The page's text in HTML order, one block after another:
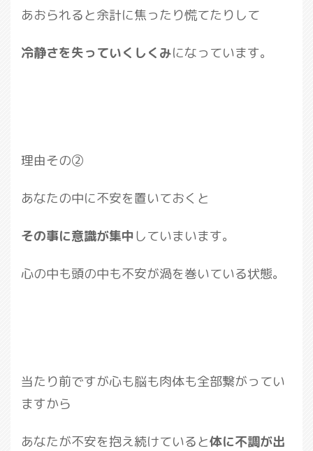
あおられると余計に焦ったり慌てたりして
冷静さを失っていくしくみになっています。
理由その②
あなたの中に不安を置いておくと
その事に意識が集中していまいます。
心の中も頭の中も不安が渦を巻いている状態。
当たり前ですが心も脳も肉体も全部繋がってい
ますから
あなたが不安を抱え続けていると体に不調が出